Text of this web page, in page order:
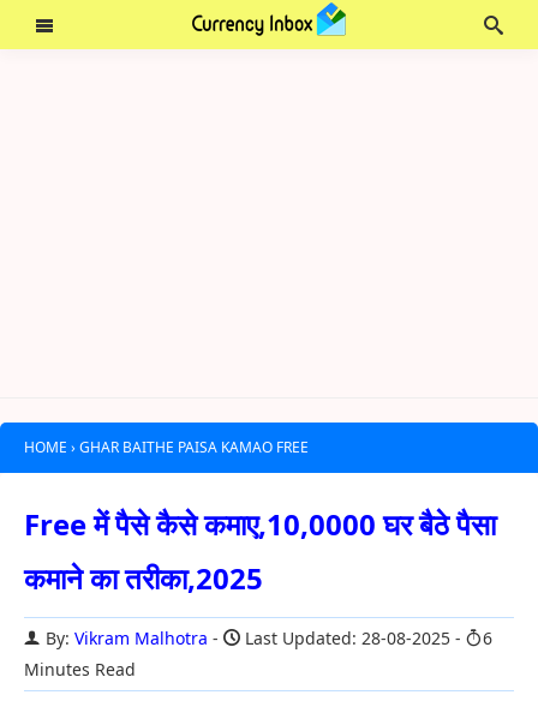
HOME › GHAR BAITHE PAISA KAMAO FREE
Free में पैसे कैसे कमाए,10,0000 घर बैठे पैसा
कमाने का तरीका,2025
By: Vikram Malhotra Last Updated: 28-08-2025
6
Minutes Read